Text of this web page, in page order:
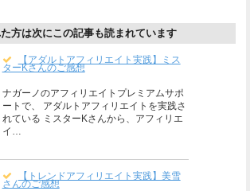
方は次にこの記事も読まれています
【アダルトアフィリエイト実践】ミス
ターKさんのご感想
ナガーノのアフィリエイトプレミアムサポ
ートで、 アダルトアフィリエイトを実践さ
れている ミスターKさんから、アフィリエ
イ…
【トレンドアフィリエイト実践】美雪
さんのご感想